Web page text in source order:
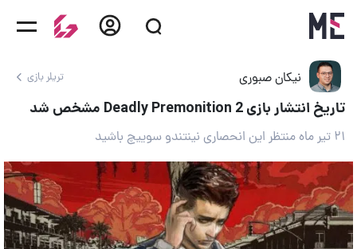
نیکان صبوری تریلر بازی
تاریخ انتشار بازی Deadly Premonition 2 مشخص شد
۲۱ تیر ماه منتظر این انحصاری نینتندو سوییچ باشید